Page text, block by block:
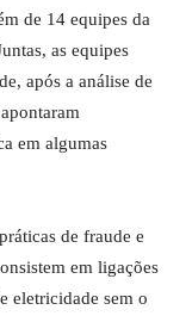
de 14 equipes da
as equipes
após a análise de
em algumas
de fraude e
em ligações
eletricidade sem o